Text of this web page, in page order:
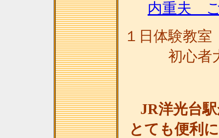
内重夫
１日体験教
初心者
JR洋光台
とても便利